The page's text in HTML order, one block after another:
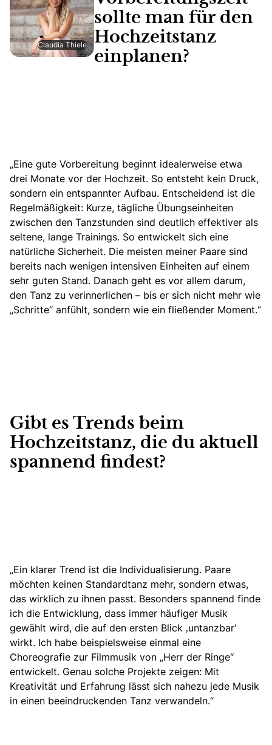
Claudia Thiele
sollte man für den
Hochzeitstanz
einplanen?
„Eine gute Vorbereitung beginnt idealerweise etwa
drei Monate vor der Hochzeit. So entsteht kein Druck,
sondern ein entspannter Aufbau. Entscheidend ist die
Regelmäßigkeit: Kurze, tägliche Übungseinheiten
zwischen den Tanzstunden sind deutlich effektiver als
seltene, lange Trainings. So entwickelt sich eine
natürliche Sicherheit. Die meisten meiner Paare sind
bereits nach wenigen intensiven Einheiten auf einem
sehr guten Stand. Danach geht es vor allem darum,
den Tanz zu verinnerlichen – bis er sich nicht mehr wie
„Schritte“ anfühlt, sondern wie ein fließender Moment.“
Gibt es Trends beim
Hochzeitstanz, die du aktuell
spannend findest?
„Ein klarer Trend ist die Individualisierung. Paare
möchten keinen Standardtanz mehr, sondern etwas,
das wirklich zu ihnen passt. Besonders spannend finde
ich die Entwicklung, dass immer häufiger Musik
gewählt wird, die auf den ersten Blick ‚untanzbar‘
wirkt. Ich habe beispielsweise einmal eine
Choreografie zur Filmmusik von „Herr der Ringe“
entwickelt. Genau solche Projekte zeigen: Mit
Kreativität und Erfahrung lässt sich nahezu jede Musik
in einen beeindruckenden Tanz verwandeln.“